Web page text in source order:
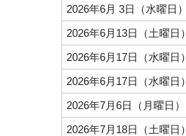
2026年6月 3日（水曜日）
2026年6月13日（土曜日）
2026年6月17日（水曜日）
2026年6月17日（水曜日）
2026年7月6日（月曜日）
2026年7月18日（土曜日）